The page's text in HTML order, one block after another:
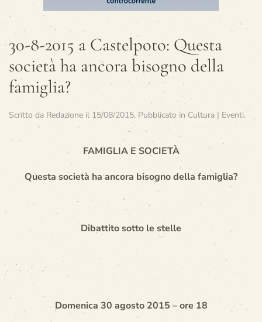
30-8-2015 a Castelpoto: Questa
società ha ancora bisogno della
famiglia?
Scritto da Redazioneil 15/08/2015. Pubblicato in Cultura | Eventi.
FAMIGLIA E SOCIETÀ
Questa società ha ancora bisogno della famiglia?
Dibattito sotto le stelle
Domenica 30 agosto 2015 – ore 18